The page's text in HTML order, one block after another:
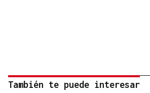
También te puede interesar